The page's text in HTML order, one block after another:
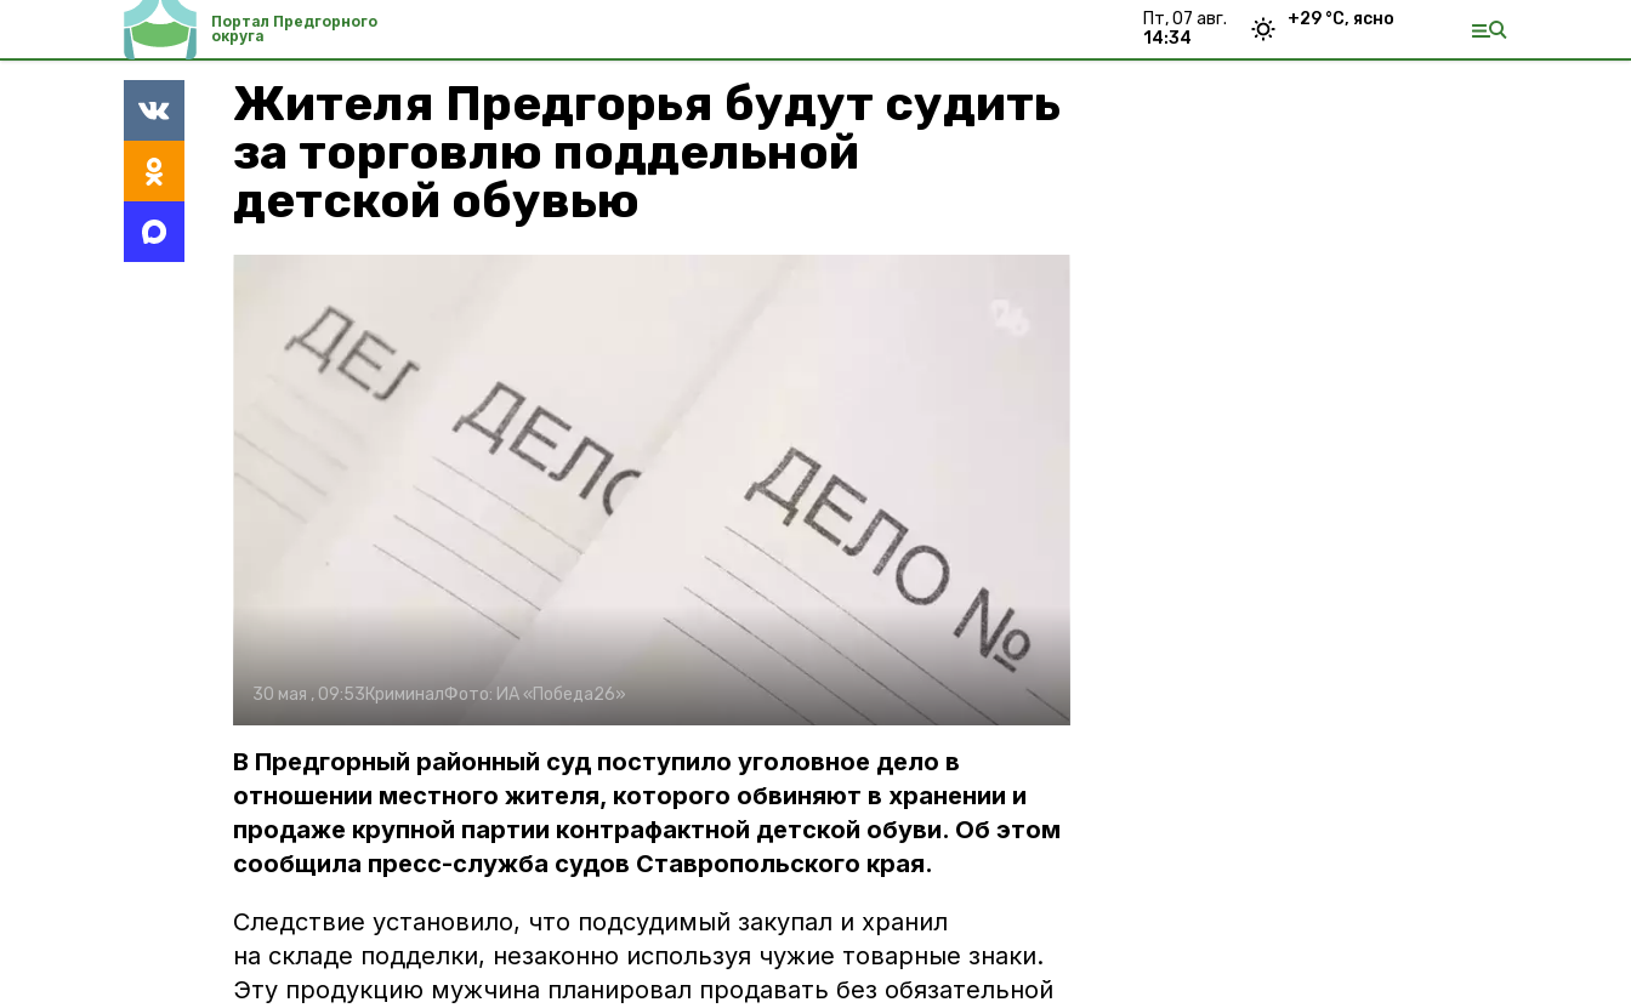
Портал Предгорного
округа
пт, 07 авг.
14:34
+29 °С, ясно
Жителя Предгорья будут судить
за торговлю поддельной
детской обувью
30 мая , 09:53КриминалФото: ИА «Победа26»
В Предгорный районный суд поступило уголовное дело в
отношении местного жителя, которого обвиняют в хранении и
продаже крупной партии контрафактной детской обуви. Об этом
сообщила пресс-служба судов Ставропольского края.
Следствие установило, что подсудимый закупал и хранил
на складе подделки, незаконно используя чужие товарные знаки.
Эту продукцию мужчина планировал продавать без обязательной